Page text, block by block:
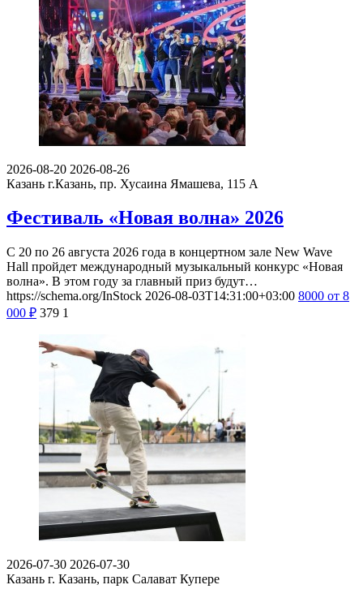
2026-08-20 2026-08-26
Казань г.Казань, пр. Хусаина Ямашева, 115 A
Фестиваль «Новая волна» 2026
С 20 по 26 августа 2026 года в концертном зале New Wave
Hall пройдет международный музыкальный конкурс «Новая
волна». В этом году за главный приз будут…
https://schema.org/InStock 2026-08-03T14:31:00+03:00 8000 от 8
000 ₽ 379 1
2026-07-30 2026-07-30
Казань г. Казань, парк Салават Купере